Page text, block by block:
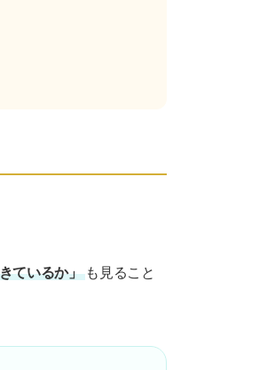
ているか」も見ること